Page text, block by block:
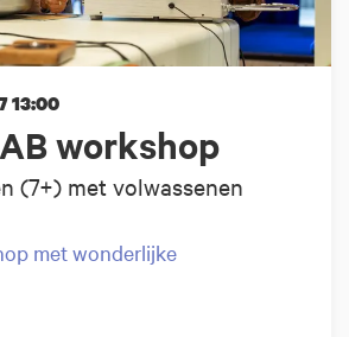
workshop
(7+) met volwassenen
13:00
met wonderlijke